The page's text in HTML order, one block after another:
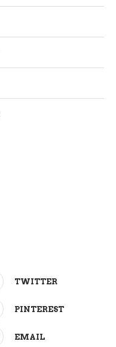
TWITTER
PINTEREST
EMAIL